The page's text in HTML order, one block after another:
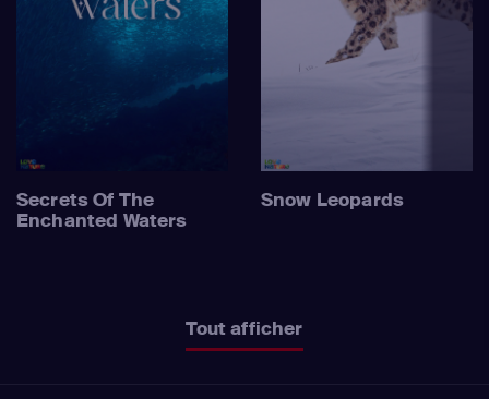
Secrets Of The
Enchanted Waters
Snow Leopards
Tout afficher